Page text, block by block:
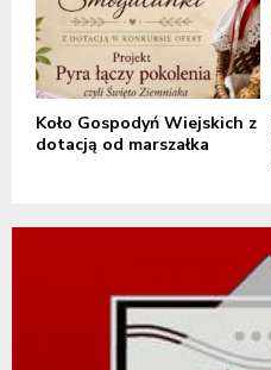
Koło Gospodyń Wiejskich z
dotacją od marszałka